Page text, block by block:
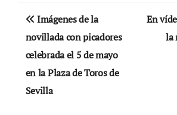
Navegación
de
entradas
Imágenes de la
novillada con picadores
celebrada el 5 de mayo
en la Plaza de Toros de
Sevilla
En
la